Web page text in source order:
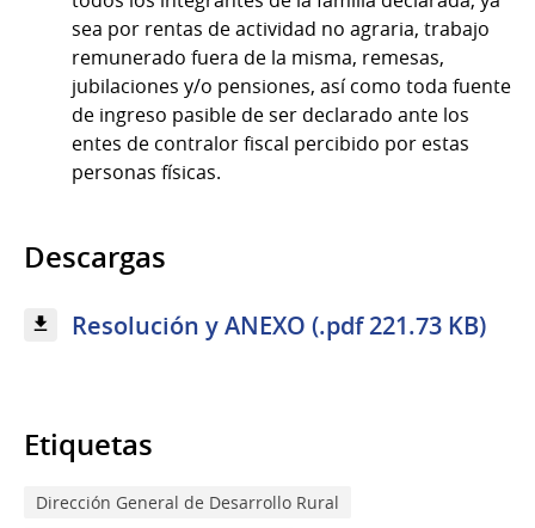
sea por rentas de actividad no agraria, trabajo
remunerado fuera de la misma, remesas,
jubilaciones y/o pensiones, así como toda fuente
de ingreso pasible de ser declarado ante los
entes de contralor fiscal percibido por estas
personas físicas.
Descargas
Resolución y ANEXO (.pdf 221.73 KB)
Etiquetas
Dirección General de Desarrollo Rural